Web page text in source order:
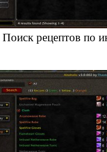
Поиск рецептов по